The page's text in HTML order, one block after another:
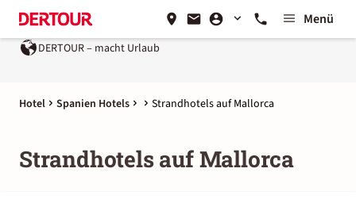
Menü
DERTOUR – macht Urlaub
Hotel Spanien Hotels Strandhotels auf Mallorca
Strandhotels auf Mallorca